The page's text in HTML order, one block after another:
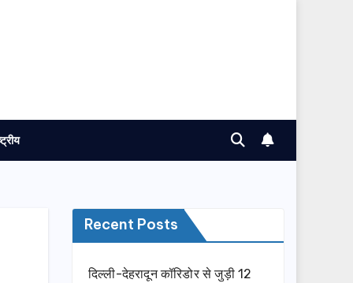
Recent Posts
दिल्ली-देहरादून कॉरिडोर से जुड़ी 12